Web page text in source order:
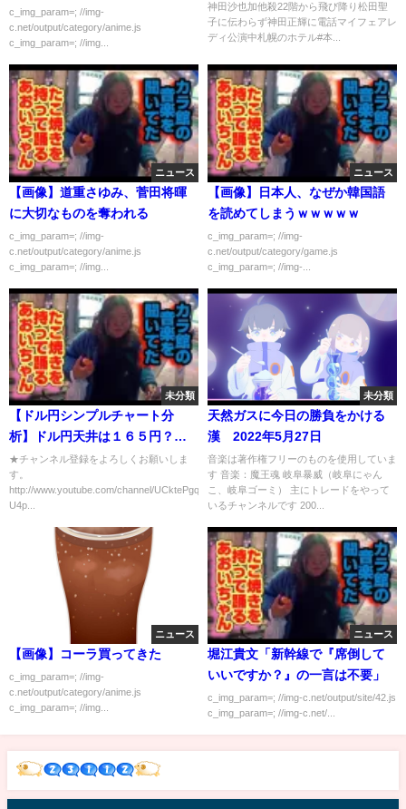
c_img_param=; //img-
c.net/output/category/anime.js
c_img_param=; //img...
神田沙也加他殺22階から飛び降り松田聖
子に伝わらず神田正輝に電話マイフェアレ
ディ公演中札幌のホテル#本...
ニュース
【画像】道重さゆみ、菅田将暉
に大切なものを奪われる
c_img_param=; //img-
c.net/output/category/anime.js
c_img_param=; //img...
ニュース
【画像】日本人、なぜか韓国語
を読めてしまうｗｗｗｗｗ
c_img_param=; //img-
c.net/output/category/game.js
c_img_param=; //img-...
未分類
【ドル円シンプルチャート分
析】ドル円天井は１６５円？７
月初っ端から米国雇用統計など
大型イベント多数！相場大荒れ
の模様！
★チャンネル登録をよろしくお願いしま
す。
http://www.youtube.com/channel/UCktePgqOa3sVy-
U4p...
未分類
天然ガスに今日の勝負をかける
漢 2022年5月27日
音楽は著作権フリーのものを使用していま
す 音楽：魔王魂 岐阜暴威（岐阜にゃん
こ、岐阜ゴーミ） 主にトレードをやって
いるチャンネルです 200...
ニュース
【画像】コーラ買ってきた
c_img_param=; //img-
c.net/output/category/anime.js
c_img_param=; //img...
ニュース
堀江貴文「新幹線で『席倒して
いいですか？』の一言は不要」
c_img_param=; //img-c.net/output/site/42.js
c_img_param=; //img-c.net/...